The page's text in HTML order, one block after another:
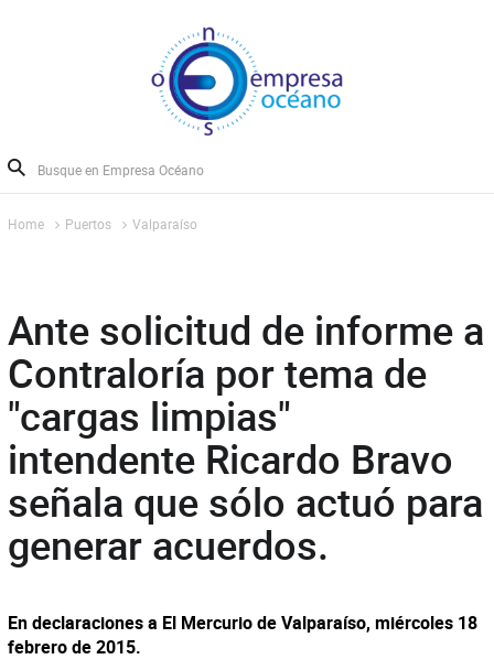
Home Puertos Valparaíso
Ante solicitud de informe a
Contraloría por tema de
"cargas limpias"
intendente Ricardo Bravo
señala que sólo actuó para
generar acuerdos.
En declaraciones a El Mercurio de Valparaíso, miércoles 18
febrero de 2015.